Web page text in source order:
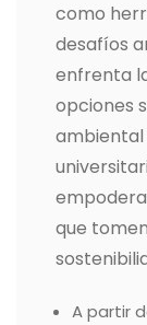
como
desafíos
enfrenta
opciones
que
A partir